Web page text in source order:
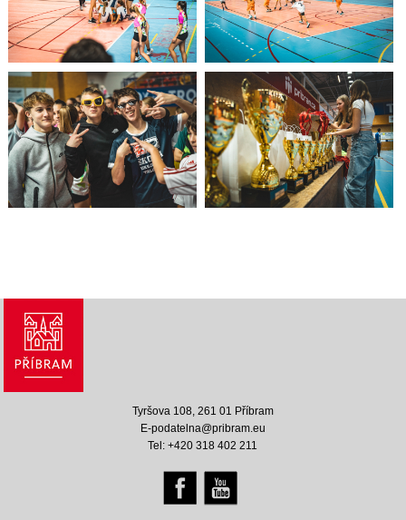
Tyršova 108, 261 01 Příbram
E-podatelna@pribram.eu
Tel: +420 318 402 211